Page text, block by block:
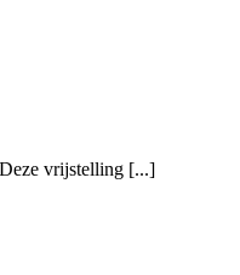
vrijstelling [...]